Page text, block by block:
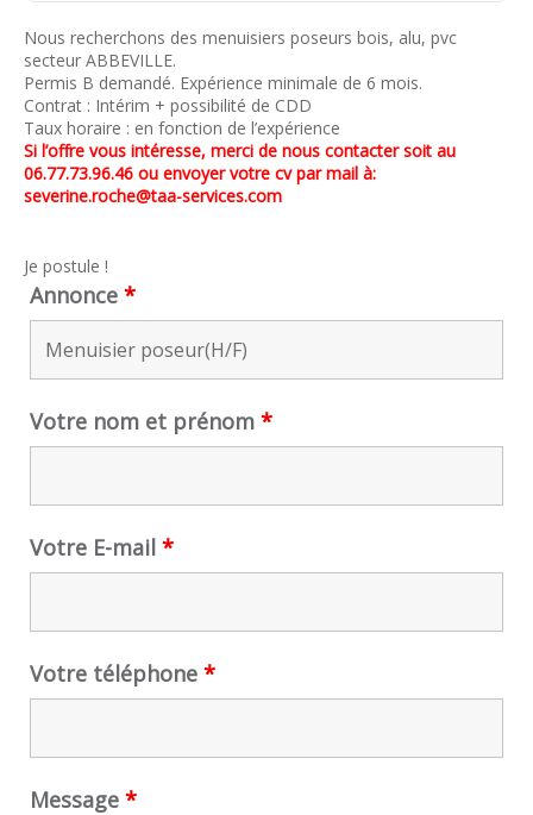
Nous recherchons des menuisiers poseurs bois, alu, pvc
secteur ABBEVILLE.
Permis B demandé. Expérience minimale de 6 mois.
Contrat : Intérim + possibilité de CDD
Taux horaire : en fonction de l’expérience
Si l’offre vous intéresse, merci de nous contacter soit au
06.77.73.96.46 ou envoyer votre cv par mail à:
severine.roche@taa-services.com
Je postule !
Annonce *
Votre nom et prénom *
Votre E-mail *
Votre téléphone *
Message *